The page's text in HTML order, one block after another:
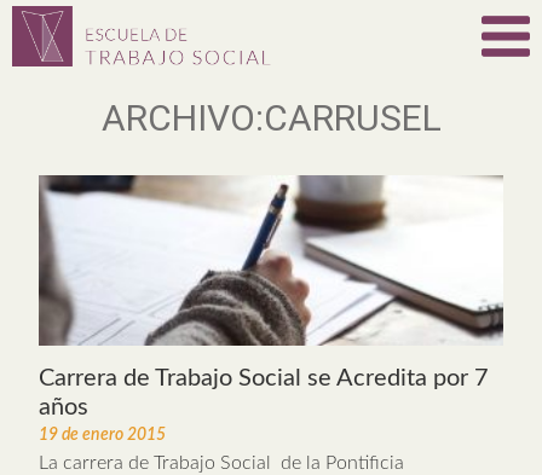
ARCHIVO:CARRUSEL
Carrera de Trabajo Social se Acredita por 7
años
19 de enero 2015
La carrera de Trabajo Social de la Pontificia